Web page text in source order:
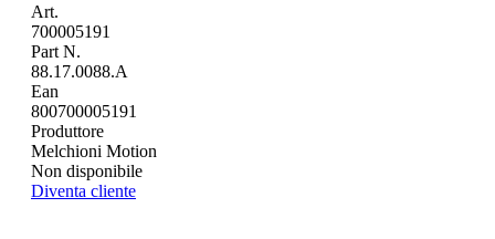
Art.
700005191
Part N.
88.17.0088.A
Ean
800700005191
Produttore
Melchioni Motion
Non disponibile
Diventa cliente